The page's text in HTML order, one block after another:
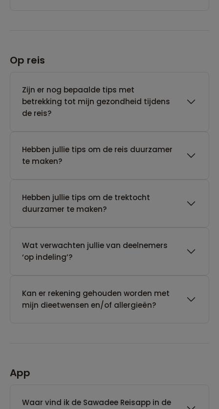
Op reis
Zijn er nog bepaalde tips met
betrekking tot mijn gezondheid tijdens
de reis?
Hebben jullie tips om de reis duurzamer
te maken?
Hebben jullie tips om de trektocht
duurzamer te maken?
Wat verwachten jullie van deelnemers
‘op indeling’?
Kan er rekening gehouden worden met
mijn dieetwensen en/of allergieën?
App
Waar vind ik de Sawadee Reisapp in de